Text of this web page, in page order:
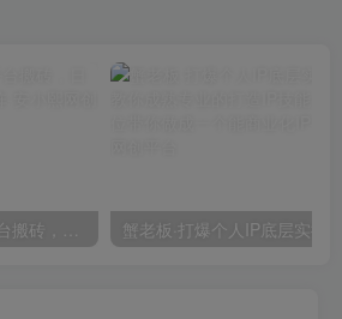
（12362期）兼职平台搬砖，日入500+无脑操作可矩阵